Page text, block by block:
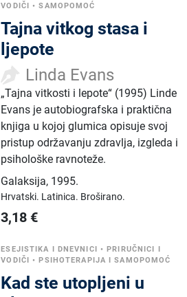
VODIČI •SAMOPOMOĆ
Tajna vitkog stasa i
ljepote
Linda Evans
„Tajna vitkosti i lepote“ (1995) Linde
Evans je autobiografska i praktična
knjiga u kojoj glumica opisuje svoj
pristup održavanju zdravlja, izgleda i
psihološke ravnoteže.
Galaksija, 1995.
Hrvatski. Latinica. Broširano.
3,18 €
ESEJISTIKA I DNEVNICI •PRIRUČNICI I
VODIČI •PSIHOTERAPIJA I SAMOPOMOĆ
Kad ste utopljeni u